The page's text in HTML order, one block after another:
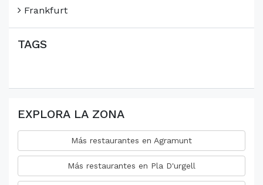
Frankfurt
TAGS
EXPLORA LA ZONA
Más restaurantes en Agramunt
Más restaurantes en Pla D'urgell